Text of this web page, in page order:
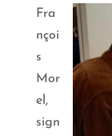
Fra
nçoi
s
Mor
el,
sign